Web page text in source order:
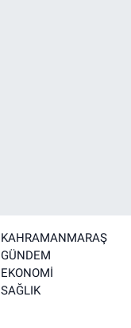
KAHRAMANMARAŞ
GÜNDEM
EKONOMİ
SAĞLIK